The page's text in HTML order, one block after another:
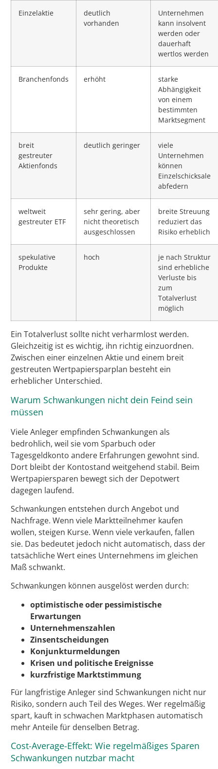
Einzelaktie
deutlich
vorhanden
Unternehmen
kann insolvent
werden oder
dauerhaft
wertlos werden
Branchenfonds erhöht
starke
Abhängigkeit
von einem
bestimmten
Marktsegment
breit
gestreuter
Aktienfonds
deutlich geringer
viele
Unternehmen
können
Einzelschicksale
abfedern
weltweit
gestreuter ETF
sehr gering, aber
nicht theoretisch
ausgeschlossen
breite Streuung
reduziert das
Risiko erheblich
spekulative
Produkte
hoch
je nach Struktur
sind erhebliche
Verluste bis
zum
Totalverlust
möglich
Ein Totalverlust sollte nicht verharmlost werden.
Gleichzeitig ist es wichtig, ihn richtig einzuordnen.
Zwischen einer einzelnen Aktie und einem breit
gestreuten Wertpapiersparplan besteht ein
erheblicher Unterschied.
Warum Schwankungen nicht dein Feind sein
müssen
Viele Anleger empfinden Schwankungen als
bedrohlich, weil sie vom Sparbuch oder
Tagesgeldkonto andere Erfahrungen gewohnt sind.
Dort bleibt der Kontostand weitgehend stabil. Beim
Wertpapiersparen bewegt sich der Depotwert
dagegen laufend.
Schwankungen entstehen durch Angebot und
Nachfrage. Wenn viele Marktteilnehmer kaufen
wollen, steigen Kurse. Wenn viele verkaufen, fallen
sie. Das bedeutet jedoch nicht automatisch, dass der
tatsächliche Wert eines Unternehmens im gleichen
Maß schwankt.
Schwankungen können ausgelöst werden durch:
optimistische oder pessimistische
Erwartungen
Unternehmenszahlen
Zinsentscheidungen
Konjunkturmeldungen
Krisen und politische Ereignisse
kurzfristige Marktstimmung
Für langfristige Anleger sind Schwankungen nicht nur
Risiko, sondern auch Teil des Weges. Wer regelmäßig
spart, kauft in schwachen Marktphasen automatisch
mehr Anteile für denselben Betrag.
Cost-Average-Effekt: Wie regelmäßiges Sparen
Schwankungen nutzbar macht